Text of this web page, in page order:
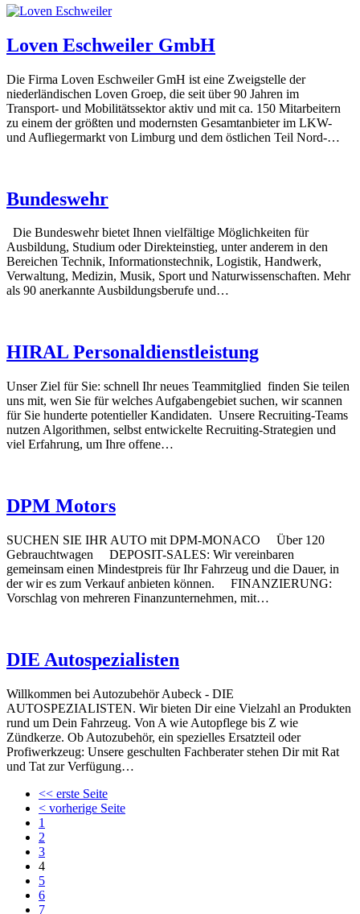
Loven Eschweiler GmbH
Die Firma Loven Eschweiler GmH ist eine Zweigstelle der
niederländischen Loven Groep, die seit über 90 Jahren im
Transport- und Mobilitätssektor aktiv und mit ca. 150 Mitarbeitern
zu einem der größten und modernsten Gesamtanbieter im LKW-
und Aufliegermarkt von Limburg und dem östlichen Teil Nord-…
Bundeswehr
Die Bundeswehr bietet Ihnen vielfältige Möglichkeiten für
Ausbildung, Studium oder Direkteinstieg, unter anderem in den
Bereichen Technik, Informationstechnik, Logistik, Handwerk,
Verwaltung, Medizin, Musik, Sport und Naturwissenschaften. Mehr
als 90 anerkannte Ausbildungsberufe und…
HIRAL Personaldienstleistung
Unser Ziel für Sie: schnell Ihr neues Teammitglied finden Sie teilen
uns mit, wen Sie für welches Aufgabengebiet suchen, wir scannen
für Sie hunderte potentieller Kandidaten. Unsere Recruiting-Teams
nutzen Algorithmen, selbst entwickelte Recruiting-Strategien und
viel Erfahrung, um Ihre offene…
DPM Motors
SUCHEN SIE IHR AUTO mit DPM-MONACO Über 120
Gebrauchtwagen DEPOSIT-SALES: Wir vereinbaren
gemeinsam einen Mindestpreis für Ihr Fahrzeug und die Dauer, in
der wir es zum Verkauf anbieten können. FINANZIERUNG:
Vorschlag von mehreren Finanzunternehmen, mit…
DIE Autospezialisten
Willkommen bei Autozubehör Aubeck - DIE
AUTOSPEZIALISTEN. Wir bieten Dir eine Vielzahl an Produkten
rund um Dein Fahrzeug. Von A wie Autopflege bis Z wie
Zündkerze. Ob Autozubehör, ein spezielles Ersatzteil oder
Profiwerkzeug: Unsere geschulten Fachberater stehen Dir mit Rat
und Tat zur Verfügung…
<< erste Seite
< vorherige Seite
1
2
3
4
5
6
7